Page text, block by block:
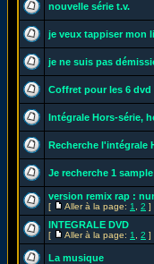
nouvelle série t.v.
je veux tappiser mon
je ne suis pas
Coffret pour les 6 dvd
Intégrale Hors-série,
Recherche l'intégrale
Je recherche 1
version remix rap :
[ Aller à la page: 1 2 ]
INTEGRALE DVD
[ Aller à la page: 1 2 ]
La musique